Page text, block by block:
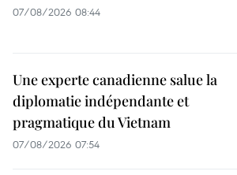
07/08/2026 08:44
Une experte canadienne salue la
diplomatie indépendante et
pragmatique du Vietnam
07/08/2026 07:54